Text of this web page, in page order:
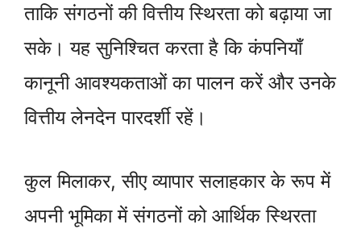
ताकि संगठनों की वित्तीय स्थिरता को बढ़ाया जा
सके। यह सुनिश्चित करता है कि कंपनियाँ
कानूनी आवश्यकताओं का पालन करें और उनके
वित्तीय लेनदेन पारदर्शी रहें।
कुल मिलाकर, सीए व्यापार सलाहकार के रूप में
अपनी भूमिका में संगठनों को आर्थिक स्थिरता